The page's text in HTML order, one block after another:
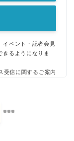
イベント・記者会見
きるようになりま
受信に関するご案内